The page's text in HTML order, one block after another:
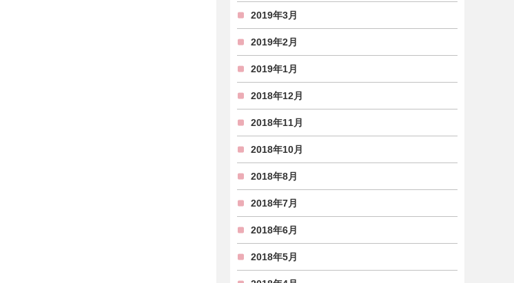
2019年3月
2019年2月
2019年1月
2018年12月
2018年11月
2018年10月
2018年8月
2018年7月
2018年6月
2018年5月